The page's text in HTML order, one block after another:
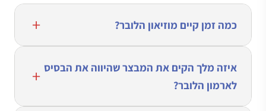
כמה זמן קיים מוזיאון הלובר?
איזה מלך הקים את המבצר שהיווה את הבסיס
לארמון הלובר?